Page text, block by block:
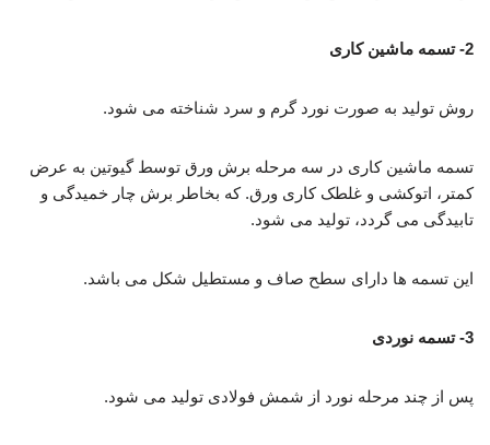
2- تسمه ماشین کاری
روش تولید به صورت نورد گرم و سرد شناخته می شود.
تسمه ماشین کاری در سه مرحله برش ورق توسط گیوتین به عرض
کمتر، اتوکشی و غلطک کاری ورق. که بخاطر برش چار خمیدگی و
تابیدگی می گردد، تولید می شود.
این تسمه ها دارای سطح صاف و مستطیل شکل می باشد.
3- تسمه نوردی
پس از چند مرحله نورد از شمش فولادی تولید می شود.